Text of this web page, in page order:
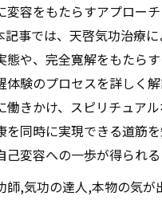
変容をもたらすアプロー
記事では、天啓気功治療
態や、完全寛解をもたら
体験のプロセスを詳しく
働きかけ、スピリチュア
を同時に実現できる道筋
己変容への一歩が得られる
師,気功の達人,本物の気が